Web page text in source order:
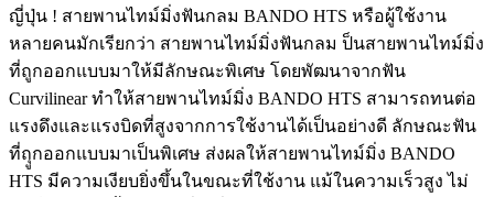
ญี่ปุ่น ! สายพานไทม์มิ่งฟันกลม BANDO HTS หรือผู้ใช้งาน
หลายคนมักเรียกว่า สายพานไทม์มิ่งฟันกลม ป็นสายพานไทม์มิ่ง
ที่ถูกออกแบบมาให้มีลักษณะพิเศษ โดยพัฒนาจากฟัน
Curvilinear ทำให้สายพานไทม์มิ่ง BANDO HTS สามารถทนต่อ
แรงดึงและแรงบิดที่สูงจากการใช้งานได้เป็นอย่างดี ลักษณะฟัน
ที่ถุูกออกแบบมาเป็นพิเศษ ส่งผลให้สายพานไทม์มิ่ง BANDO
HTS มีความเงียบยิ่งขึ้นในขณะที่ใช้งาน แม้ในความเร็วสูง ไม่